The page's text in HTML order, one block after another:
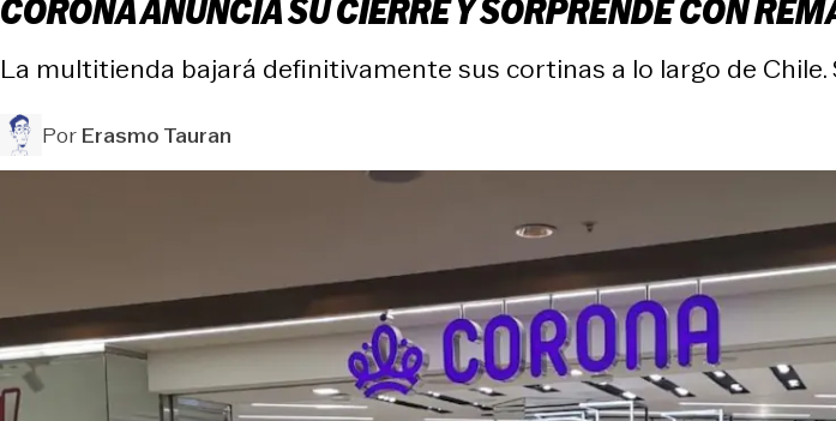
CORONA ANUNCIA SU CIERRE Y SORPRENDE CON
La multitienda bajará definitivamente sus cortinas a lo largo de
PorErasmo Tauran